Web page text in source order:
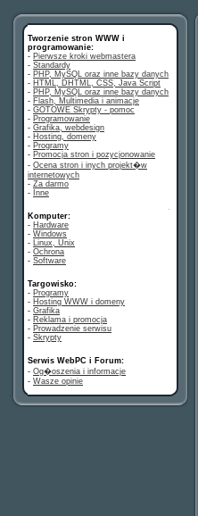
Tworzenie stron WWW i
programowanie:
- Pierwsze kroki webmastera
- Standardy
- PHP, MySQL oraz inne bazy danych
- HTML, DHTML, CSS, Java Script
- PHP, MySQL oraz inne bazy danych
- Flash, Multimedia i animacje
- GOTOWE Skrypty - pomoc
- Programowanie
- Grafika, webdesign
- Hosting, domeny
- Programy
- Promocja stron i pozycjonowanie
- Ocena stron i inych projekt�w
internetowych
- Za darmo
- Inne
Komputer:
- Hardware
- Windows
- Linux, Unix
- Ochrona
- Software
Targowisko:
- Programy
- Hosting WWW i domeny
- Grafika
- Reklama i promocja
- Prowadzenie serwisu
- Skrypty
Serwis WebPC i Forum:
- Og�oszenia i informacje
- Wasze opinie